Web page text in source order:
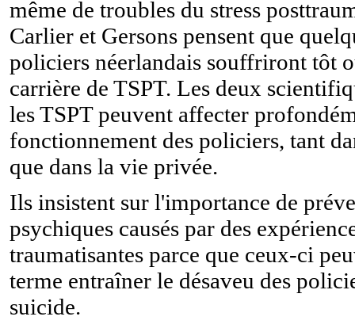
même de troubles du stress
Carlier et Gersons pensent que
policiers néerlandais souffriront tôt
carrière de TSPT. Les deux
les TSPT peuvent affecter
fonctionnement des policiers, tant
que dans la vie privée.
Ils insistent sur l'importance de
psychiques causés par des
traumatisantes parce que ceux-ci
terme entraîner le désaveu des
suicide.